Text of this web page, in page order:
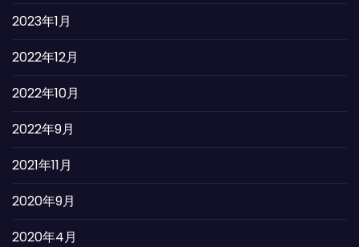
2023年1月
2022年12月
2022年10月
2022年9月
2021年11月
2020年9月
2020年4月